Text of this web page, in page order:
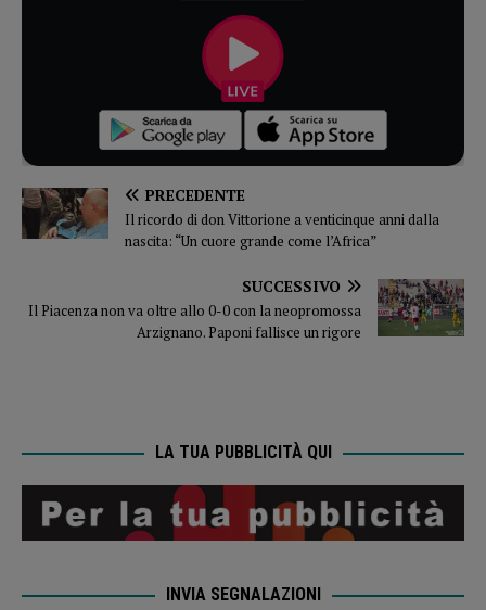
PRECEDENTE
Il ricordo di don Vittorione a venticinque anni dalla
nascita: “Un cuore grande come l’Africa”
SUCCESSIVO
Il Piacenza non va oltre allo 0-0 con la neopromossa
Arzignano. Paponi fallisce un rigore
LA TUA PUBBLICITÀ QUI
INVIA SEGNALAZIONI